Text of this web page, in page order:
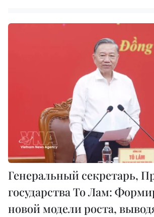
Генеральный секретарь,
государства То Лам:
новой модели роста,